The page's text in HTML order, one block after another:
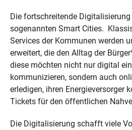
Die fortschreitende
sogenannten Smart Cities.
Services der Kommunen werden
erweitert, die den Alltag der
diese möchten nicht nur digital
kommunizieren, sondern auch
erledigen, ihren Energieversorger
Tickets für den öffentlichen
Die Digitalisierung schafft viele